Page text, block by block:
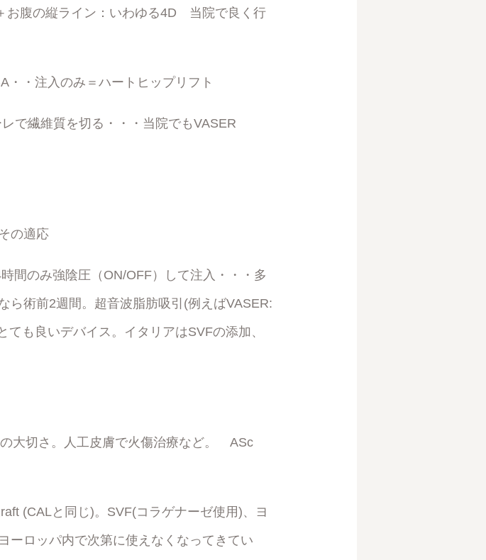
お腹の縦ライン：いわゆる4D 当院で良く行
・注入のみ＝ハートヒップリフト
で繊維質を切る・・・当院でもVASER
の適応
間のみ強陰圧（ON/OFF）して注入・・・多
ら術前2週間。超音波脂肪吸引(例えばVASER:
も良いデバイス。イタリアはSVFの添加、
大切さ。人工皮膚で火傷治療など。 ASc
(CALと同じ)。SVF(コラゲナーゼ使用)、ヨ
ーロッパ内で次第に使えなくなってきてい